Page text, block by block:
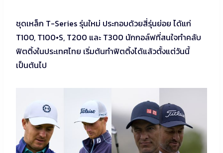
ชุดเหล็ก T-Series รุ่นใหม่ ประกอบด้วยสี่รุ่นย่อย ได้แก่
T100, T100•S, T200 และ T300 นักกอล์ฟที่สนใจทำคลับ
ฟิตติ้งในประเทศไทย เริ่มต้นทำฟิตติ้งได้แล้วตั้งแต่วันนี้
เป็นต้นไป